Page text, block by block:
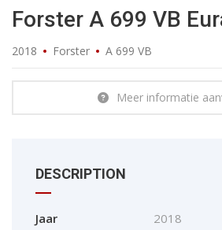
Forster A 699 VB
2018 Forster A 699 VB
Meer informatie
DESCRIPTION
Jaar
2018